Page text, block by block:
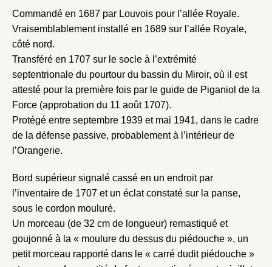
Commandé en 1687 par Louvois pour l’allée Royale.
Vraisemblablement installé en 1689 sur l’allée Royale,
côté nord.
Transféré en 1707 sur le socle à l’extrémité
septentrionale du pourtour du bassin du Miroir, où il est
attesté pour la première fois par le guide de Piganiol de la
Force (approbation du 11 août 1707).
Protégé entre septembre 1939 et mai 1941, dans le cadre
de la défense passive, probablement à l’intérieur de
l’Orangerie.
Bord supérieur signalé cassé en un endroit par
l’inventaire de 1707 et un éclat constaté sur la panse,
sous le cordon mouluré.
Un morceau (de 32 cm de longueur) remastiqué et
goujonné à la « moulure du dessus du piédouche », un
petit morceau rapporté dans le « carré dudit piédouche »
Choix du dossier où ajouter la
notice
Nom du dossier
Connexion
Courriel